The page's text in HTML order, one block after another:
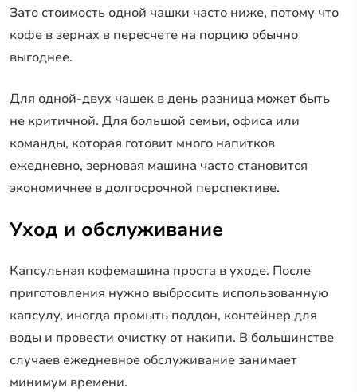
Зато стоимость одной чашки часто ниже, потому что
кофе в зернах в пересчете на порцию обычно
выгоднее.
Для одной-двух чашек в день разница может быть
не критичной. Для большой семьи, офиса или
команды, которая готовит много напитков
ежедневно, зерновая машина часто становится
экономичнее в долгосрочной перспективе.
Уход и обслуживание
Капсульная кофемашина проста в уходе. После
приготовления нужно выбросить использованную
капсулу, иногда промыть поддон, контейнер для
воды и провести очистку от накипи. В большинстве
случаев ежедневное обслуживание занимает
минимум времени.